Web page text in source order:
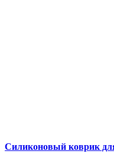
Силиконовый коврик